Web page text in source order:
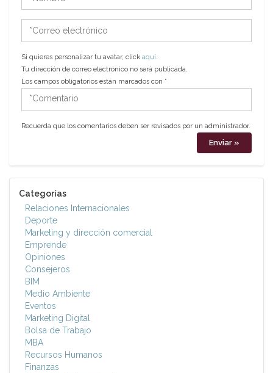
*Correo
electrónico
Si quieres personalizar tu avatar, click aquí.
Tu dirección de correo electrónico no será publicada.
Los campos obligatorios están marcados con *
*Comentario
Recuerda que los comentarios deben ser revisados por un administrador.
Categorías
Relaciones Internacionales
Deporte
Marketing y dirección comercial
Emprende
Opiniones
Consejeros
BIM
Medio Ambiente
Eventos
Marketing Digital
Bolsa de Trabajo
MBA
Recursos Humanos
Finanzas